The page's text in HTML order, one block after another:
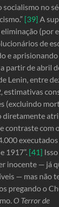
socialismo no
[39] A
(por
de
e
partir de abril
Lenin, entre
estimativas
(excluindo
diretamente
contraste com
1917”. [41]
inocente — já
— mas não
pregando o
O Terror de